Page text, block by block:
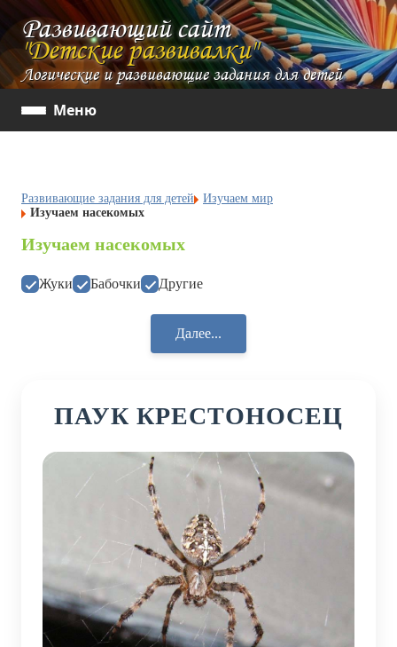
Развивающий сайт
"Детские развивалки"
Логические и развивающие задания для детей
Меню
Развивающие задания для детей
Изучаем мир
Изучаем насекомых
Изучаем насекомых
Жуки Бабочки Другие
Далее...
ПАУК КРЕСТОНОСЕЦ